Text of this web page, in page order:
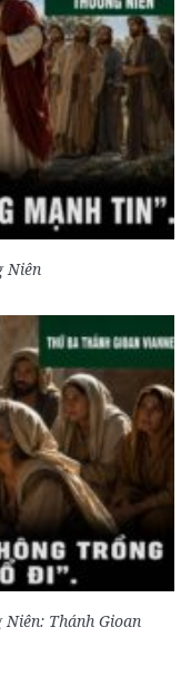
Niên
Thánh Gioan